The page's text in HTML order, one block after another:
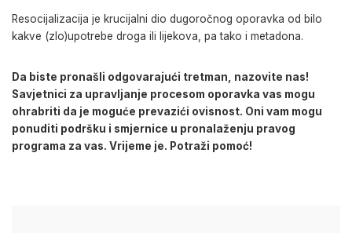
Resocijalizacija je krucijalni dio dugoročnog oporavka od bilo
kakve (zlo)upotrebe droga ili lijekova, pa tako i metadona.
Da biste pronašli odgovarajući tretman, nazovite nas!
Savjetnici za upravljanje procesom oporavka vas mogu
ohrabriti da je moguće prevazići ovisnost. Oni vam mogu
ponuditi podršku i smjernice u pronalaženju pravog
programa za vas. Vrijeme je. Potraži pomoć!